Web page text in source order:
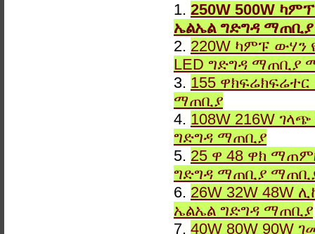
1. 250W 500W
ኤልኤል ግድግዳ
2. 220W ካምፑ ውሃን
LED ግድግዳ ማጠቢያ
3. 155 ዋክፍሬክፍሬተር
ማጠቢያ
4. 108W 216W
ግድግዳ ማጠቢያ
5. 25 ዋ 48 ዋክ
ግድግዳ ማጠቢያ
6. 26W 32W 48W
ኤልኤል ግድግዳ ማጠቢያ
7. 40W 80W 90W